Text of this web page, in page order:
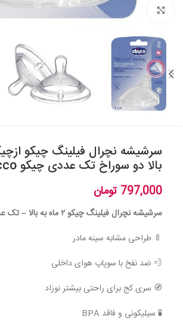
بزرگنمایی تصویر
بالا دو سوراخ تک عددی چیکو Chicco
797,000 تومان
سرشیشه نچرال فیلینگ چیکو ۲ ماه به بالا – تک عددی، دو سوراخ
🍼 طراحی مشابه سینه مادر
💨 ضد نفخ با سوپاپ هوای داخلی
🧭 سری کج برای راحتی بیشتر نوزاد
🧪 سیلیکونی و فاقد BPA